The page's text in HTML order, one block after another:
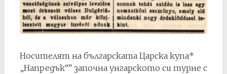
Носителят на българската Царска купа*
„Напредък“” започна унгарското си турне с